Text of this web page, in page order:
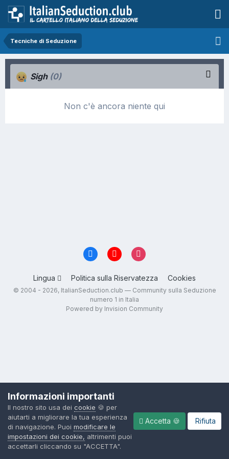
Tecniche di Seduzione
Sigh (0)
Non c'è ancora niente qui
Lingua Politica sulla Riservatezza Cookies
© 2004 - 2026, ItalianSeduction.club — Community sulla Seduzione
numero 1 in Italia
Powered by Invision Community
Informazioni importanti
Il nostro sito usa dei cookie 🍪 per
aiutarti a migliorare la tua esperienza
di navigazione. Puoi modificare le
impostazioni dei cookie, altrimenti puoi
accettarli cliccando su "ACCETTA".
Accetta 🍪 Rifiuta